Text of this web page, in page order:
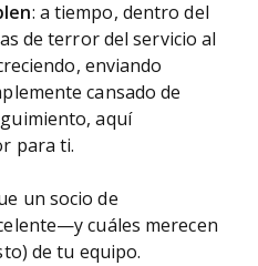
: a tiempo, dentro del
de terror del servicio al
enviando
cansado de
aquí
para ti.
un socio de
cuáles merecen
de tu equipo.